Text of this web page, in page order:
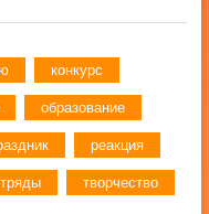
конкурс
образование
реакция
творчество